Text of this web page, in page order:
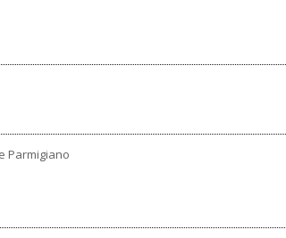
Parmigiano